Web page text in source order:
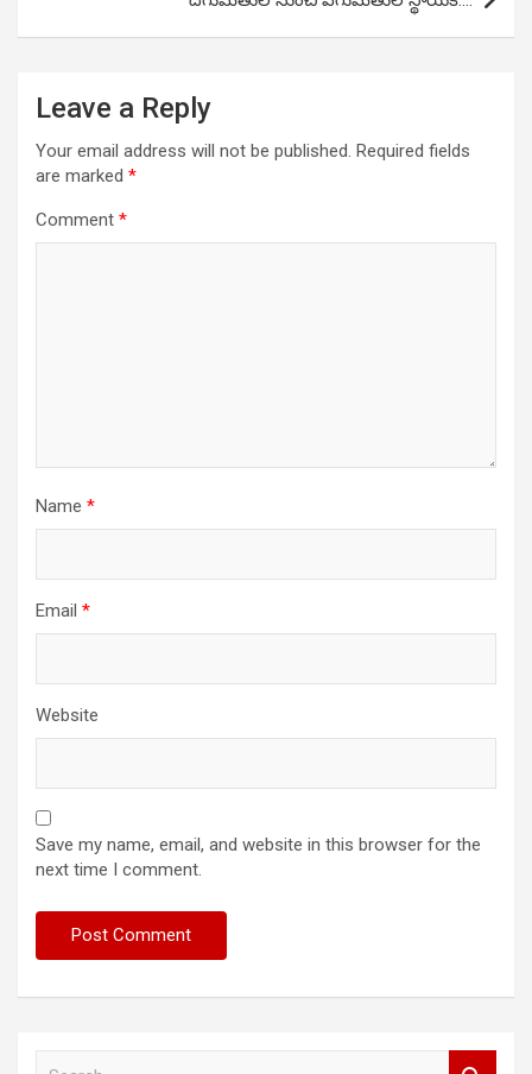
Leave a Reply
Your email address will not be published. Required fields
are marked *
Comment *
Name *
Email *
Website
Save my name, email, and website in this browser for the
next time I comment.